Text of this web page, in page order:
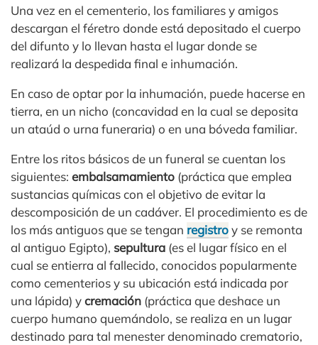
Una vez en el cementerio, los familiares y amigos
descargan el féretro donde está depositado el cuerpo
del difunto y lo llevan hasta el lugar donde se
realizará la despedida final e inhumación.
En caso de optar por la inhumación, puede hacerse en
tierra, en un nicho (concavidad en la cual se deposita
un ataúd o urna funeraria) o en una bóveda familiar.
Entre los ritos básicos de un funeral se cuentan los
siguientes: embalsamamiento (práctica que emplea
sustancias químicas con el objetivo de evitar la
descomposición de un cadáver. El procedimiento es de
los más antiguos que se tengan registroy se remonta
al antiguo Egipto), sepultura (es el lugar físico en el
cual se entierra al fallecido, conocidos popularmente
como cementerios y su ubicación está indicada por
una lápida) ycremación (práctica que deshace un
cuerpo humano quemándolo, se realiza en un lugar
destinado para tal menester denominado crematorio,